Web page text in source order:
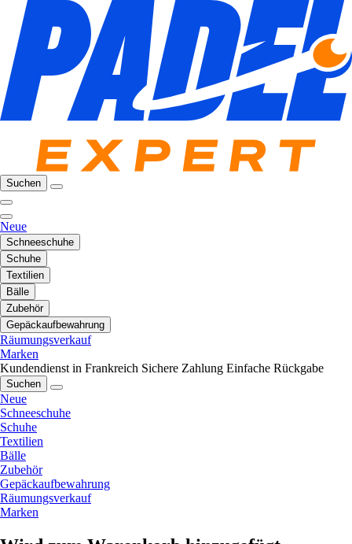
Suchen
Neue
Schneeschuhe
Schuhe
Textilien
Bälle
Zubehör
Gepäckaufbewahrung
Räumungsverkauf
Marken
Kundendienst in Frankreich Sichere Zahlung Einfache Rückgabe
Suchen
Neue
Schneeschuhe
Schuhe
Textilien
Bälle
Zubehör
Gepäckaufbewahrung
Räumungsverkauf
Marken